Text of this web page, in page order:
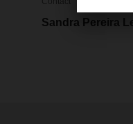
Sandra Pereira